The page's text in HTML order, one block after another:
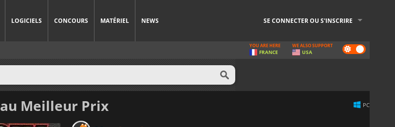
LOGICIELS CONCOURS MATÉRIEL NEWS SE CONNECTER OU S'INSCRIRE
Dark
mode
YOU ARE HERE
FRANCE
WE ALSO SUPPORT
USA
au Meilleur Prix PC